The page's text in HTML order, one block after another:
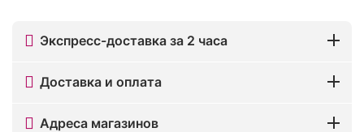
Экспресс-доставка за 2 часа
Доставка и оплата
Адреса магазинов